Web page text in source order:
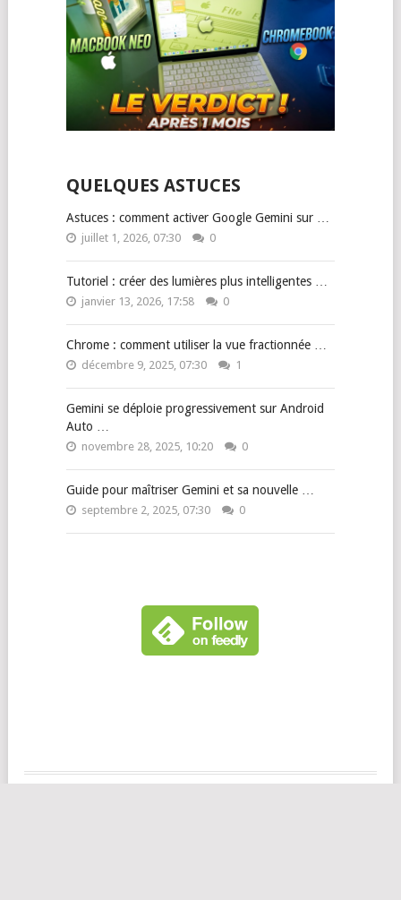
QUELQUES ASTUCES
Astuces : comment activer Google Gemini sur …
juillet 1, 2026, 07:30 0
Tutoriel : créer des lumières plus intelligentes …
janvier 13, 2026, 17:58 0
Chrome : comment utiliser la vue fractionnée …
décembre 9, 2025, 07:30 1
Gemini se déploie progressivement sur Android
Auto …
novembre 28, 2025, 10:20 0
Guide pour maîtriser Gemini et sa nouvelle …
septembre 2, 2025, 07:30 0